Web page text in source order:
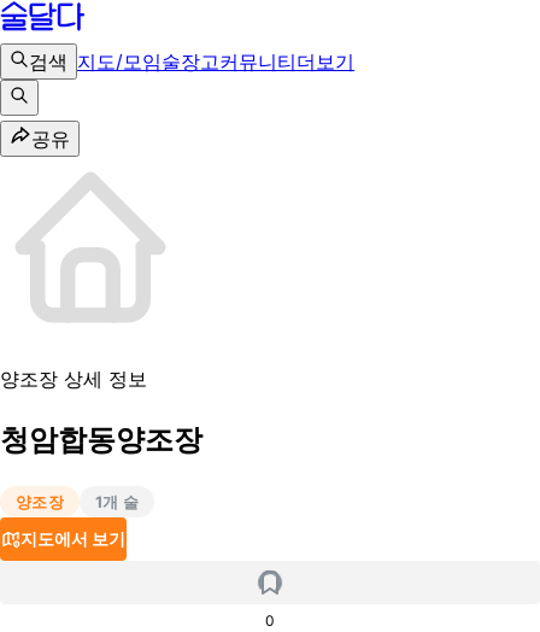
검색 지도/모임술장고커뮤니티더보기
공유
양조장 상세 정보
청암합동양조장
양조장 1개 술
지도에서 보기
0